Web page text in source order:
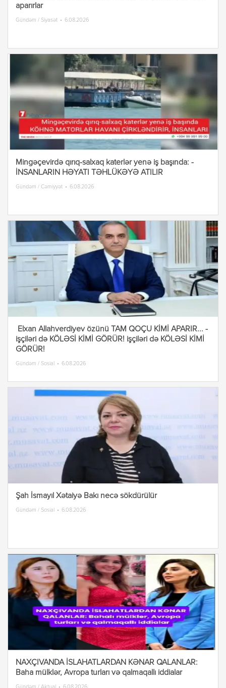
aparırlar
Gündəm / Siyasət 6.08.2026
Mingəçevirdə qırıq-salxaq katerlər yenə iş başında: -
İNSANLARIN HƏYATI TƏHLÜKƏYƏ ATILIR
Gündəm / Cəmiyyət 6.08.2026
Elxan Allahverdiyev özünü TAM QOÇU KİMİ APARIR... -
işçiləri də KÖLƏSİ KİMİ GÖRÜR! işçiləri də KÖLƏSİ KİMİ
GÖRÜR!
Gündəm / Sosial 6.08.2026
Şah İsmayıl Xətaiyə Bakı necə sökdürülür
Gündəm / Sosial 6.08.2026
NAXÇIVANDA İSLAHATLARDAN KƏNAR QALANLAR:
Baha mülklər, Avropa turları və qalmaqallı iddialar
Gündəm / Aktual 6.08.2026